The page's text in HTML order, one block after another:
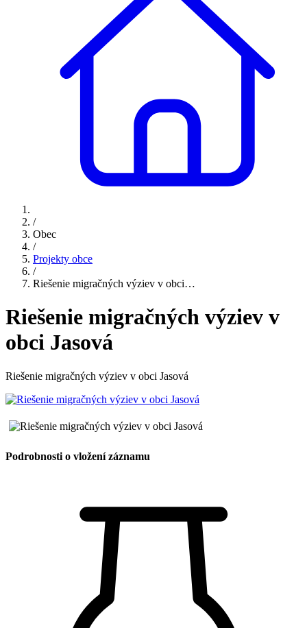
/
Obec
/
Projekty obce
/
Riešenie migračných výziev v obci…
Riešenie migračných výziev v
obci Jasová
Riešenie migračných výziev v obci Jasová
Podrobnosti o vložení záznamu